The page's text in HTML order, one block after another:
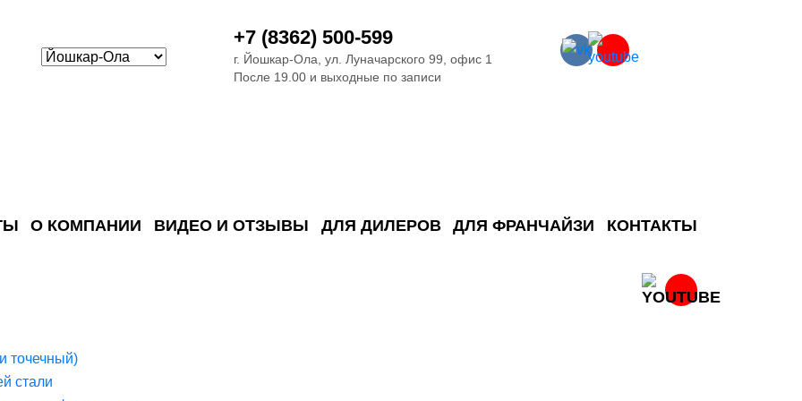
+7 (8362) 500-599
г. Йошкар-Ола, ул. Луначарского 99, офис 1
После 19.00 и выходные по записи
О КОМПАНИИ ВИДЕО И ОТЗЫВЫ ДЛЯ ДИЛЕРОВ ДЛЯ ФРАНЧАЙЗИ КОНТАКТЫ
точечный)
стали